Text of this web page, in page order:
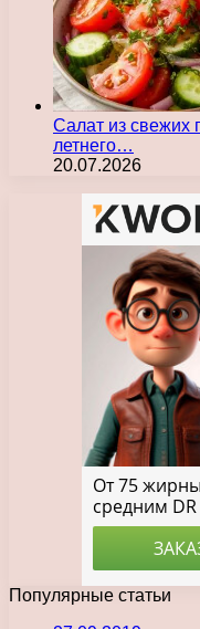
Салат из свежих
летнего…
20.07.2026
Популярные статьи